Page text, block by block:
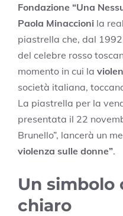
Fondazione “Una
Paola Minaccioni la
piastrella che, dal
del celebre rosso
momento in cui la
società italiana,
La piastrella per la
presentata il 22
Brunello”, lancerà un
violenza sulle donne”.
Un simbolo
chiaro